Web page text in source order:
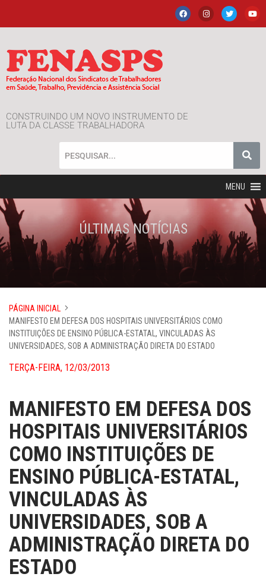
CONSTRUINDO UM NOVO INSTRUMENTO DE
LUTA DA CLASSE TRABALHADORA
MENU
ÚLTIMAS NOTÍCIAS
PÁGINA INICIAL
MANIFESTO EM DEFESA DOS HOSPITAIS UNIVERSITÁRIOS COMO
INSTITUIÇÕES DE ENSINO PÚBLICA-ESTATAL, VINCULADAS ÀS
UNIVERSIDADES, SOB A ADMINISTRAÇÃO DIRETA DO ESTADO
TERÇA-FEIRA, 12/03/2013
MANIFESTO EM DEFESA DOS
HOSPITAIS UNIVERSITÁRIOS
COMO INSTITUIÇÕES DE
ENSINO PÚBLICA-ESTATAL,
VINCULADAS ÀS
UNIVERSIDADES, SOB A
ADMINISTRAÇÃO DIRETA DO
ESTADO